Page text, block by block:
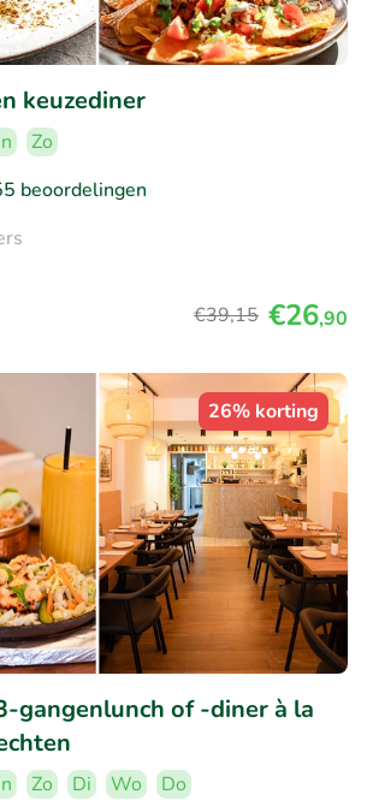
keuzediner
Zo
beoordelingen
€39,15 €26,90
26% korting
gangenlunch of -diner à la
Zo Di Wo
Do